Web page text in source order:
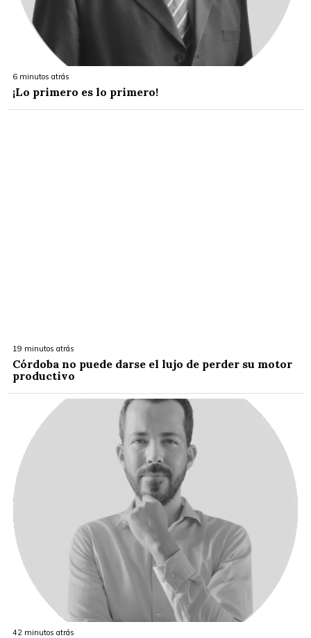
6 minutos atrás
¡Lo primero es lo primero!
19 minutos atrás
Córdoba no puede darse el lujo de perder su motor
productivo
42 minutos atrás